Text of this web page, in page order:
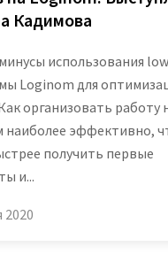
Кадимова
использования
Loginom для
организовать работу
наиболее эффективно,
получить первые
и...
2020